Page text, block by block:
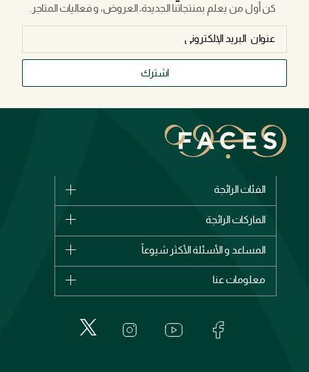
كن أول من يعلم بمنتجاتنا الجديدة، العروض، و فعاليات المتاجر.
اشترك
الفئات الرائجة
الأكثر مبيعاً
اشترِ بطاقة هدية
الماركات الرائجة
بربري
إيف سان لوران
المساعد و الأسئلة الأكثر شيوعاً
معلومات عنا
خدمات المعارض